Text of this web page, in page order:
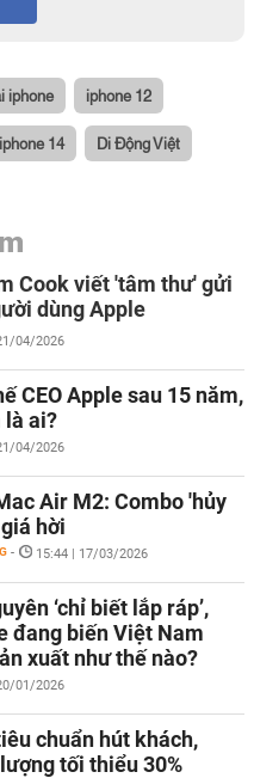
iphone iphone 12
iphone 14 Di Động Việt
Cook viết 'tâm thư' gửi
dùng Apple
04/2026
CEO Apple sau 15 năm,
là ai?
04/2026
Air M2: Combo 'hủy
hời
- 15:44 | 17/03/2026
‘chỉ biết lắp ráp’,
đang biến Việt Nam
xuất như thế nào?
01/2026
chuẩn hút khách,
tối thiểu 30%